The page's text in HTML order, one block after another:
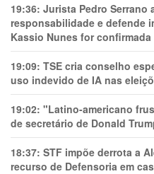
19:36: Jurista Pedro Serrano
responsabilidade e defende
Kassio Nunes for confirmada
19:09: TSE cria conselho
uso indevido de IA nas
19:02: "Latino-americano
de secretário de Donald
18:37: STF impõe derrota a
recurso de Defensoria em